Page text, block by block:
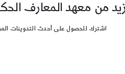
من معهد المعارف
اشترك للحصول على أحدث التدوينات